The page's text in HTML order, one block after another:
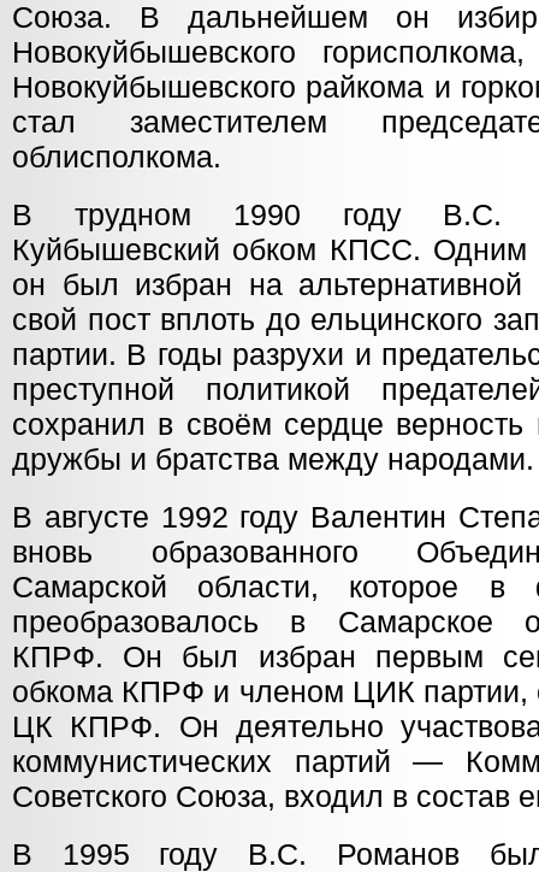
Союза. В дальнейшем он
Новокуйбышевского
Новокуйбышевского райкома и
стал заместителем
облисполкома.
В трудном 1990 году В.С.
Куйбышевский обком КПСС. Одним
он был избран на
свой пост вплоть до ельцинского
партии. В годы разрухи и
преступной политикой
сохранил в своём сердце
дружбы и братства между народами.
В августе 1992 году Валентин
вновь образованного
Самарской области, которое в
преобразовалось в Самарское
КПРФ. Он был избран первым
обкома КПРФ и членом ЦИК партии,
ЦК КПРФ. Он деятельно
коммунистических партий —
Советского Союза, входил в состав
В 1995 году В.С. Романов был